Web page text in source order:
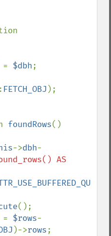
= $dbh;
FETCH_OBJ );
foundRows()
->dbh-
AS
();
= $rows-
)->rows;